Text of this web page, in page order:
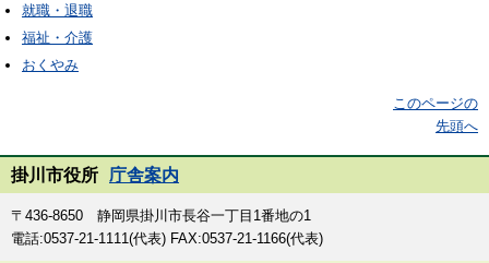
就職・退職
福祉・介護
おくやみ
このページの
先頭へ
掛川市役所 庁舎案内
〒436-8650 静岡県掛川市長谷一丁目1番地の1
電話:0537-21-1111(代表) FAX:0537-21-1166(代表)